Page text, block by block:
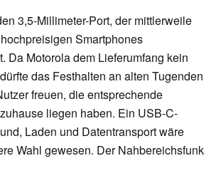
3,5-Millimeter-Port, der mittlerweile
Smartphones
Da Motorola dem Lieferumfang kein
das Festhalten an alten Tugenden
freuen, die entsprechende
liegen haben. Ein USB-C-
Laden und Datentransport wäre
Wahl gewesen. Der Nahbereichsfunk